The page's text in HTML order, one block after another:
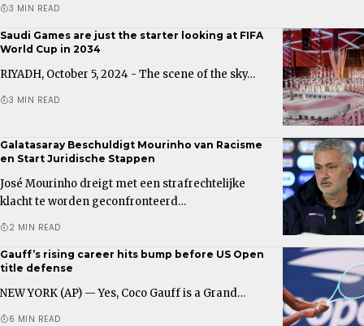
3 MIN READ
Saudi Games are just the starter looking at FIFA
World Cup in 2034
RIYADH, October 5, 2024 - The scene of the sky…
3 MIN READ
Galatasaray Beschuldigt Mourinho van Racisme
en Start Juridische Stappen
José Mourinho dreigt met een strafrechtelijke
klacht te worden geconfronteerd…
2 MIN READ
Gauff’s rising career hits bump before US Open
title defense
NEW YORK (AP) — Yes, Coco Gauff is a Grand…
6 MIN READ